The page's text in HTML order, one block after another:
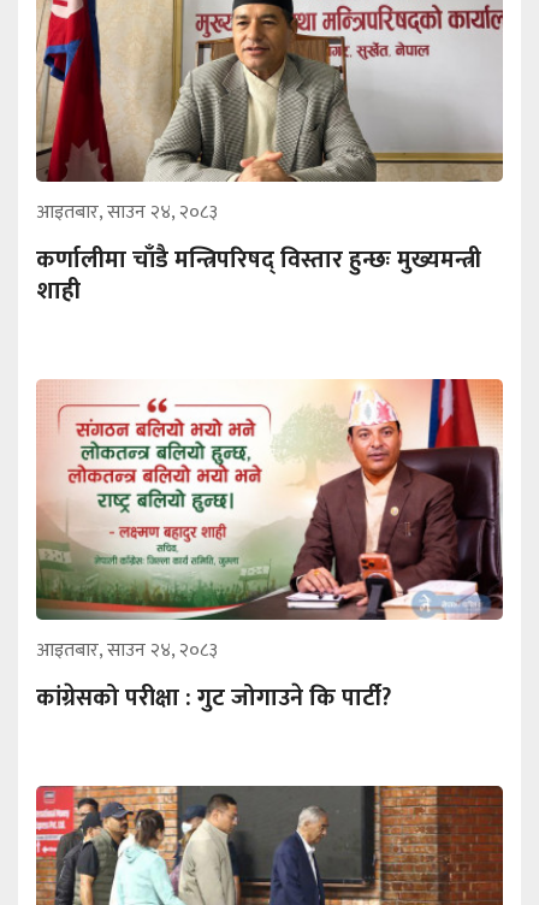
आइतबार, साउन २४, २०८३
कर्णालीमा चाँडै मन्त्रिपरिषद् विस्तार हुन्छः मुख्यमन्त्री
शाही
आइतबार, साउन २४, २०८३
कांग्रेसको परीक्षा : गुट जोगाउने कि पार्टी?